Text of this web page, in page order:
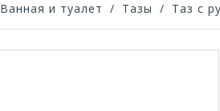
Ванная и туалет / Тазы / Таз с